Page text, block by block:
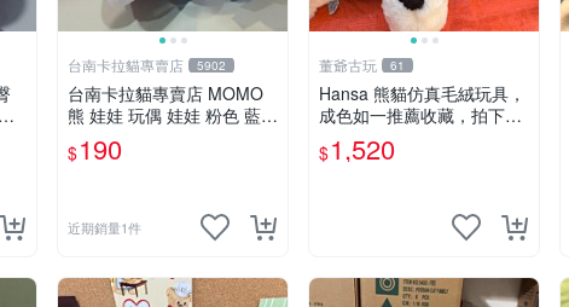
台南卡拉貓專賣店 5902
台南卡拉貓專賣店 MOMO
熊 娃娃 玩偶 娃娃 粉色 藍色
2色分售
$190
近期銷量1件
董爺古玩 61
Hansa 熊貓仿真毛絨玩具，
成色如一推薦收藏，拍下無
疑心 熊貓 毛絨玩具 收藏
$1,520